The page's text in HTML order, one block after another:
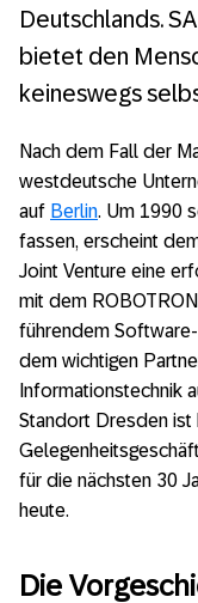
Deutschlands.
bietet den
keineswegs
Nach dem Fall der
westdeutsche
auf Berlin. Um 1990
fassen, erscheint
Joint Venture eine
mit dem
führendem
dem wichtigen
Informationstechnik
Standort Dresden ist
für die nächsten 30
heute.
Die